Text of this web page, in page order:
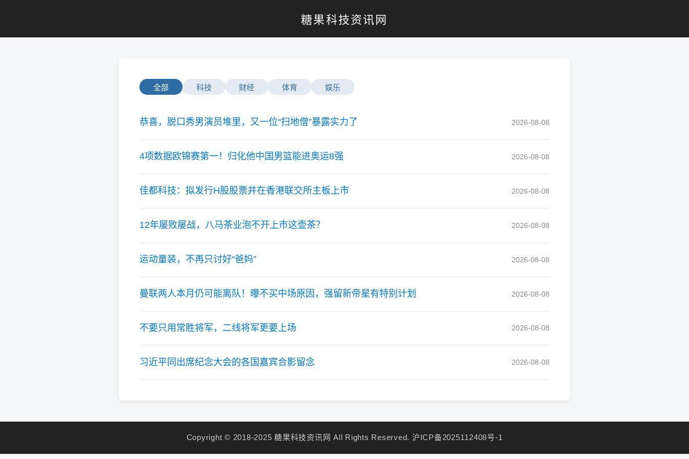
糖果科技资讯网
全部 科技 财经 体育 娱乐
恭喜，脱口秀男演员堆里，又一位“扫地僧”暴露实力了 2026-08-08
4项数据欧锦赛第一！归化他中国男篮能进奥运8强 2026-08-08
佳都科技：拟发行H股股票并在香港联交所主板上市 2026-08-08
12年屡败屡战，八马茶业泡不开上市这壶茶？ 2026-08-08
运动童装，不再只讨好“爸妈” 2026-08-08
曼联两人本月仍可能离队！曝不买中场原因，强留新帝星有特别计划 2026-08-08
不要只用常胜将军，二线将军更要上场 2026-08-08
习近平同出席纪念大会的各国嘉宾合影留念 2026-08-08
Copyright © 2018-2025 糖果科技资讯网 All Rights Reserved. 沪ICP备2025112408号-1